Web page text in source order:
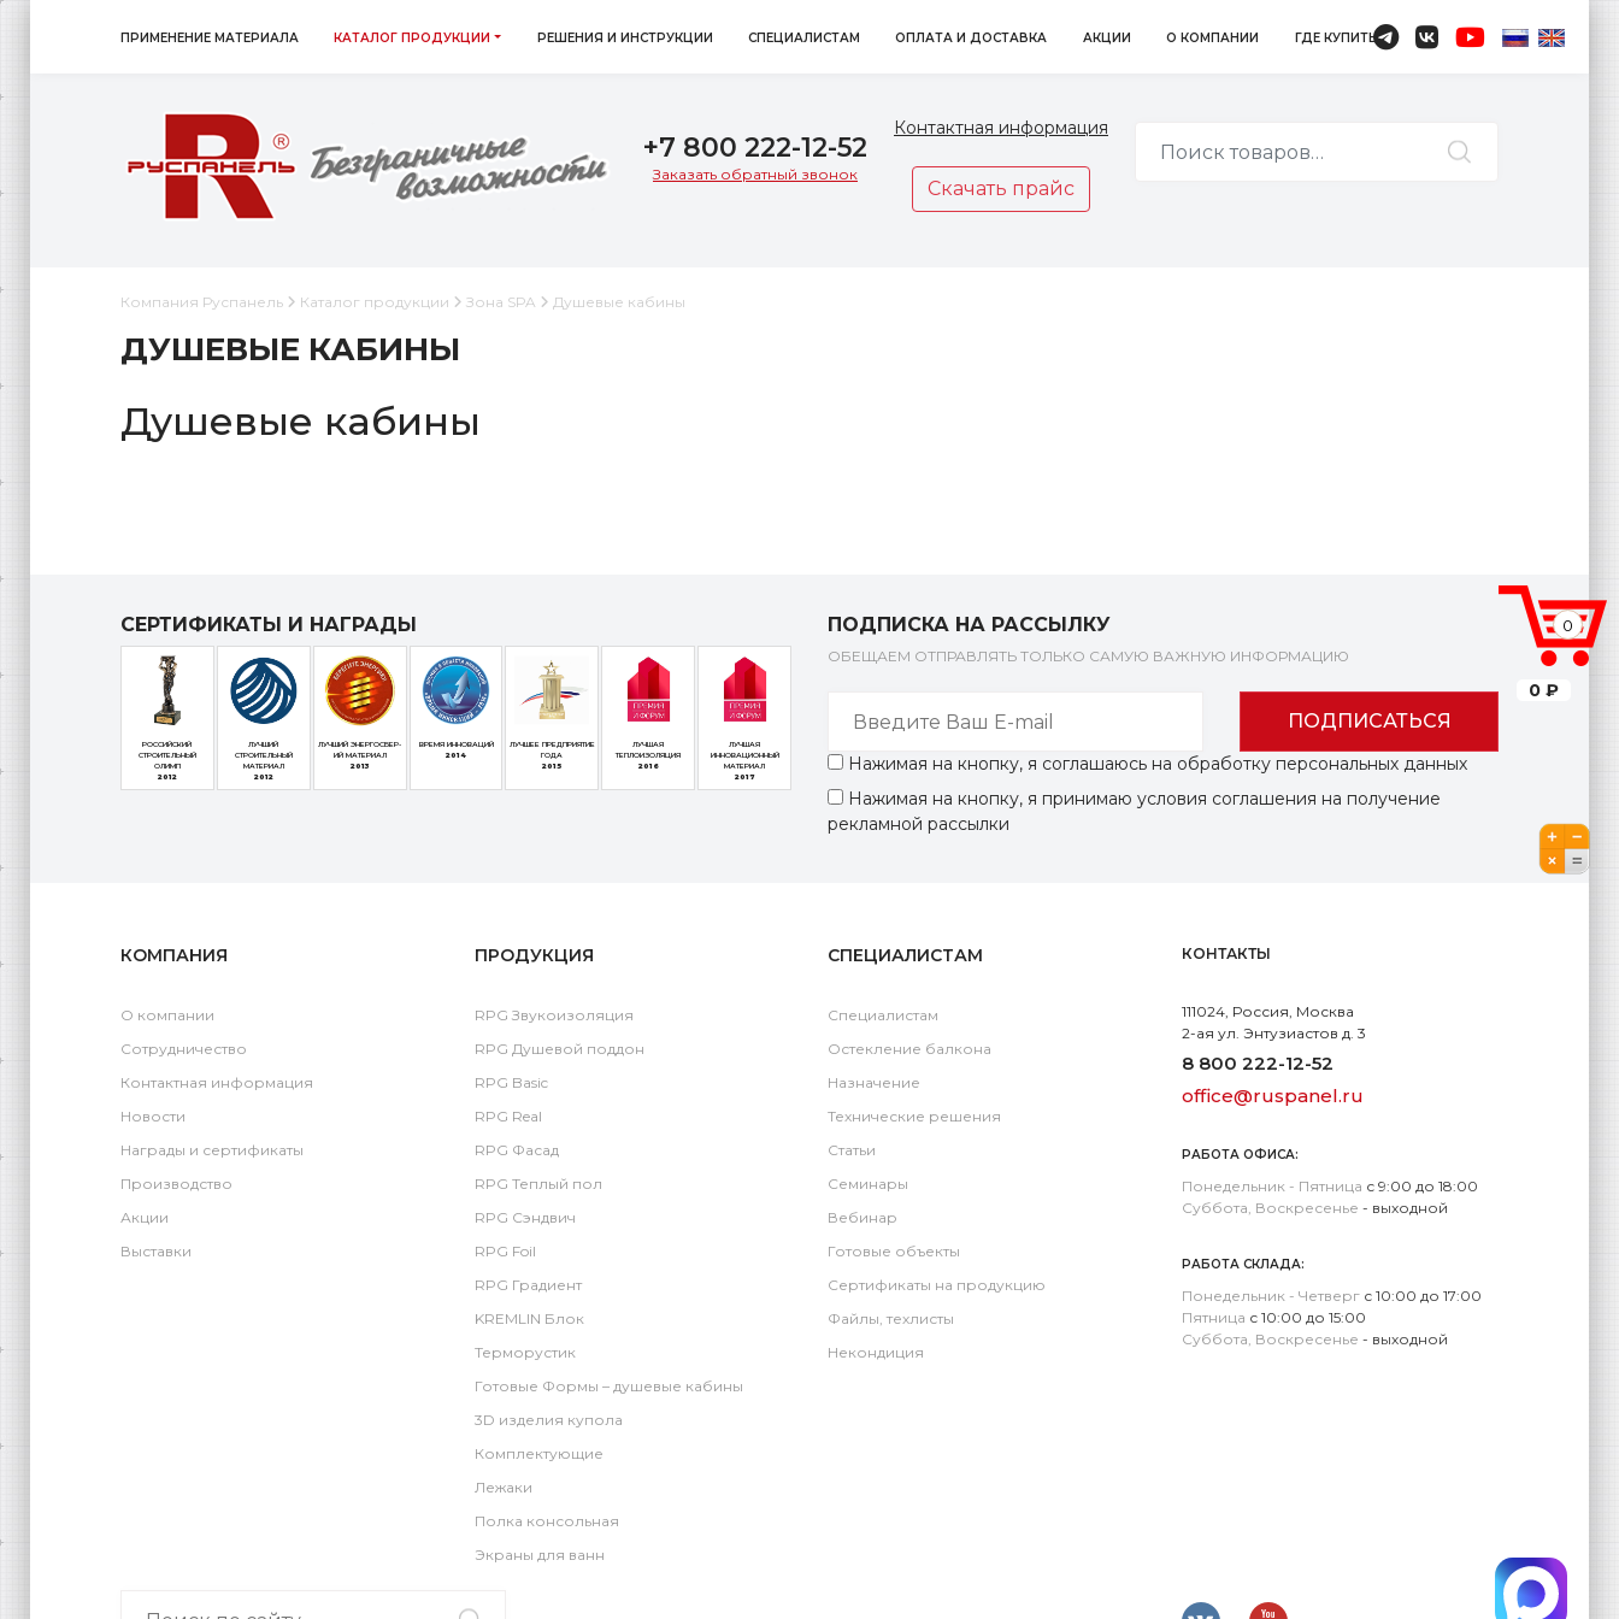
ПРИМЕНЕНИЕ МАТЕРИАЛА КАТАЛОГ ПРОДУКЦИИ РЕШЕНИЯ И ИНСТРУКЦИИ СПЕЦИАЛИСТАМ ОПЛАТА И ДОСТАВКА АКЦИИ О КОМПАНИИ ГДЕ КУПИТЬ
+7 800 222-12-52
Заказать обратный звонок
Контактная информация
Скачать прайс
Компания Руспанель Каталог продукции Зона SPA Душевые кабины
ДУШЕВЫЕ КАБИНЫ
Душевые кабины
СЕРТИФИКАТЫ И НАГРАДЫ
РОССИЙСКИЙ
СТРОИТЕЛЬНЫЙ
ОЛИМП
2012
ЛУЧШИЙ
СТРОИТЕЛЬНЫЙ
МАТЕРИАЛ
2012
ЛУЧШИЙ ЭНЕРГОСБЕР-
ИЙ МАТЕРИАЛ
2013
ВРЕМЯ ИННОВАЦИЙ
2014
ЛУЧШЕЕ ПРЕДПРИЯТИЕ
ГОДА
2015
ЛУЧШАЯ
ТЕПЛОИЗОЛЯЦИЯ
2016
ЛУЧШАЯ
ИННОВАЦИОННЫЙ
МАТЕРИАЛ
2017
ПОДПИСКА НА РАССЫЛКУ
ОБЕЩАЕМ ОТПРАВЛЯТЬ ТОЛЬКО САМУЮ ВАЖНУЮ ИНФОРМАЦИЮ
ПОДПИСАТЬСЯ
Нажимая на кнопку, я соглашаюсь на обработку персональных данных
Нажимая на кнопку, я принимаю условия соглашения на получение
рекламной рассылки
КОМПАНИЯ
О компании
Сотрудничество
Контактная информация
Новости
Награды и сертификаты
Производство
Акции
Выставки
ПРОДУКЦИЯ
RPG Звукоизоляция
RPG Душевой поддон
RPG Basic
RPG Real
RPG Фасад
RPG Теплый пол
RPG Сэндвич
RPG Foil
RPG Градиент
KREMLIN Блок
Терморустик
Готовые Формы – душевые кабины
3D изделия купола
Комплектующие
Лежаки
Полка консольная
Экраны для ванн
СПЕЦИАЛИСТАМ
Специалистам
Остекление балкона
Назначение
Технические решения
Статьи
Семинары
Вебинар
Готовые объекты
Сертификаты на продукцию
Файлы, техлисты
Некондиция
КОНТАКТЫ
111024, Россия, Москва
2-ая ул. Энтузиастов д. 3
8 800 222-12-52
office@ruspanel.ru
РАБОТА ОФИСА:
Понедельник - Пятница с 9:00 до 18:00
Суббота, Воскресенье - выходной
РАБОТА СКЛАДА:
Понедельник - Четвергс 10:00 до 17:00
Пятница с 10:00 до 15:00
Суббота, Воскресенье - выходной
0
0 ₽